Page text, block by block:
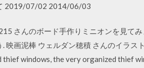
2019/07/02 2014/06/03
さんのボード手作りミニオンを見て
映画泥棒 ウェルダン穂積 さんのイラス
windows, the very organized thief